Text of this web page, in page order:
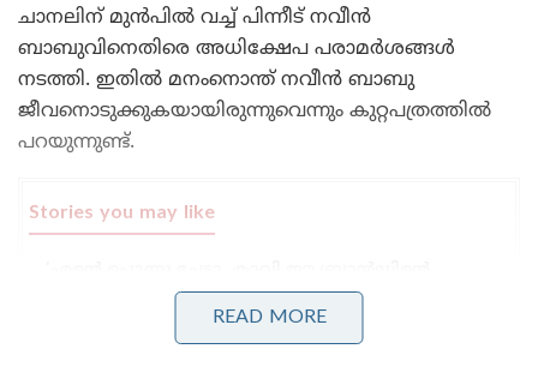
ചാനലിന് മുൻപിൽ വച്ച് പിന്നീട് നവീൻ
ബാബുവിനെതിരെ അധിക്ഷേപ പരാമർശങ്ങൾ
നടത്തി. ഇതിൽ മനംനൊന്ത് നവീൻ ബാബു
ജീവനൊടുക്കുകയായിരുന്നുവെന്നും കുറ്റപത്രത്തിൽ
പറയുന്നുണ്ട്.
Stories you may like
നിറമാണ്; കാവി നിറത്തിനോട് യൂട്യൂബർക്ക്
അസഹിഷ്ണുത;വാ അടപ്പിച്ച് പ്രിയ വാര്യർ
‘ഇഎംഐ മുടങ്ങിയാൽ ഇനി ഫോൺ ലോക്ക് ചെയ്ത്
READ MORE